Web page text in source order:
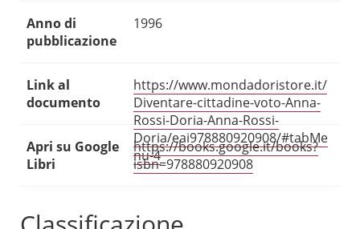
Anno di
pubblicazione
1996
Link al
documento
https://www.mondadoristore.it/
Diventare-cittadine-voto-Anna-
Rossi-Doria-Anna-Rossi-
Doria/eai978880920908/#tabMe
nu-4
Apri su Google
Libri
https://books.google.it/books?
isbn=978880920908